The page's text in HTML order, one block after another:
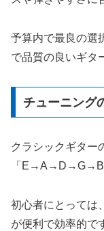
予算内で最良の選
で品質の良いギタ
チューニング
クラシックギター
「
初心者にとっては
が便利で効率的で